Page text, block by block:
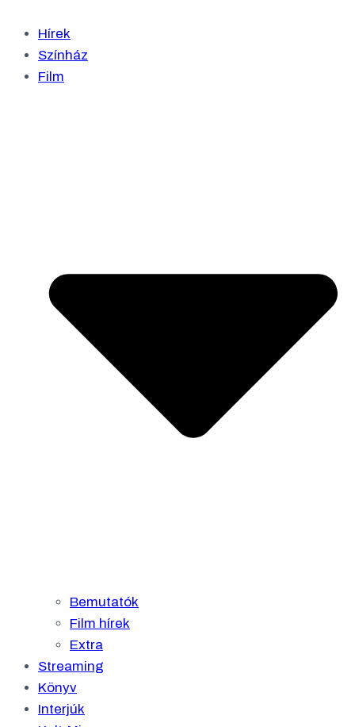
Hírek
Színház
Film
Bemutatók
Film hírek
Extra
Streaming
Könyv
Interjúk